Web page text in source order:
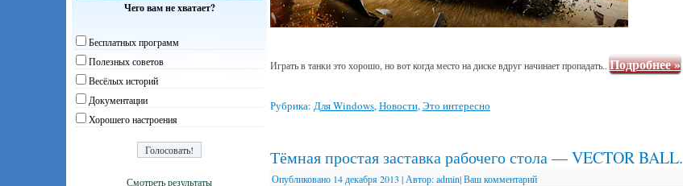
Играть в танки это хорошо, но вот когда место на диске вдруг начинает пропадать.. Подробнее»
Рубрика: Для Windows,Новости,Это интересно
Тёмная простая заставка рабочего стола — VECTOR BALL.
Опубликовано 14 декабря 2013 | Автор: admin| Ваш комментарий
Чего вам не хватает?
Бесплатных программ
Полезных советов
Весёлых историй
Документации
Хорошего настроения
Смотреть результаты